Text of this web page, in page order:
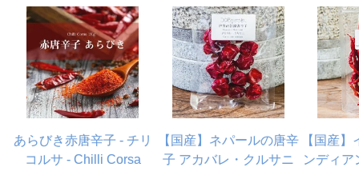
あらびき赤唐辛子 - チリ
コルサ - Chilli Corsa
【国産】ネパールの唐辛
子 アカバレ・クルサニ
【国産
ンディア